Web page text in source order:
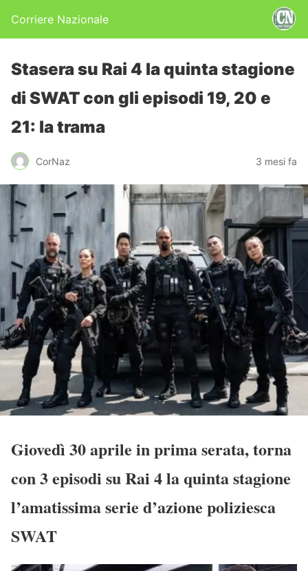
Corriere Nazionale
Stasera su Rai 4 la quinta stagione
di SWAT con gli episodi 19, 20 e
21: la trama
CorNaz 3 mesi fa
Giovedì 30 aprile in prima serata, torna
con 3 episodi su Rai 4 la quinta stagione
l’amatissima serie d’azione poliziesca
SWAT